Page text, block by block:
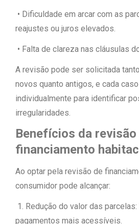
• Dificuldade em arcar com as
reajustes ou juros elevados.
• Falta de clareza nas cláusulas
A revisão pode ser solicitada
novos quanto antigos, e cada
individualmente para identificar
irregularidades.
Benefícios da revisão
financiamento
Ao optar pela revisão de
consumidor pode alcançar:
1. Redução do valor das parcelas:
pagamentos mais acessíveis.